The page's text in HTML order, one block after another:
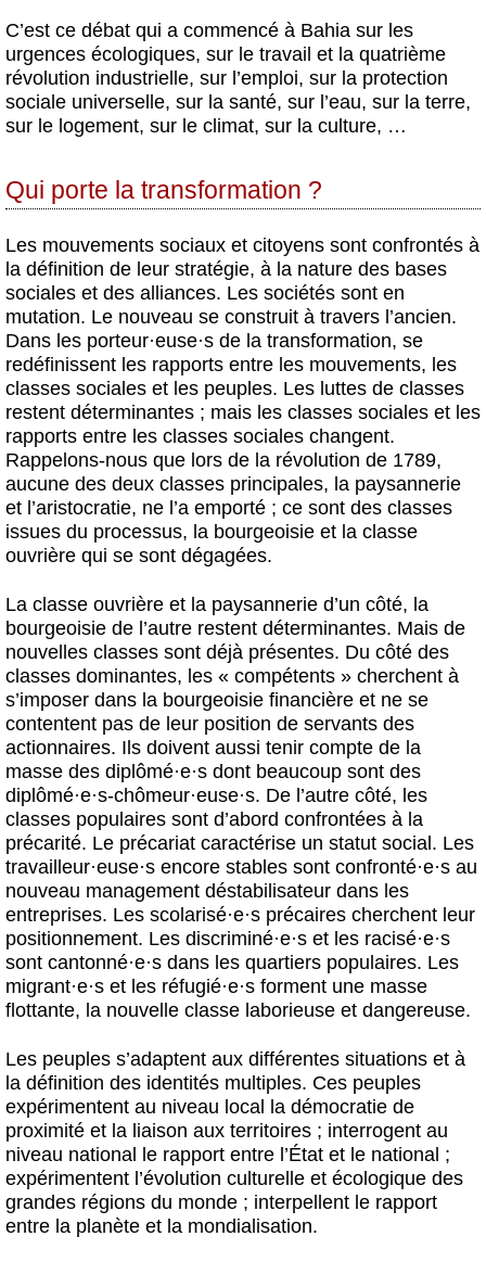
C’est ce débat qui a commencé à Bahia sur les
urgences écologiques, sur le travail et la quatrième
révolution industrielle, sur l’emploi, sur la protection
sociale universelle, sur la santé, sur l’eau, sur la terre,
sur le logement, sur le climat, sur la culture, …
Qui porte la transformation ?
Les mouvements sociaux et citoyens sont confrontés à
la définition de leur stratégie, à la nature des bases
sociales et des alliances. Les sociétés sont en
mutation. Le nouveau se construit à travers l’ancien.
Dans les porteur·euse·s de la transformation, se
redéfinissent les rapports entre les mouvements, les
classes sociales et les peuples. Les luttes de classes
restent déterminantes ; mais les classes sociales et les
rapports entre les classes sociales changent.
Rappelons-nous que lors de la révolution de 1789,
aucune des deux classes principales, la paysannerie
et l’aristocratie, ne l’a emporté ; ce sont des classes
issues du processus, la bourgeoisie et la classe
ouvrière qui se sont dégagées.
La classe ouvrière et la paysannerie d’un côté, la
bourgeoisie de l’autre restent déterminantes. Mais de
nouvelles classes sont déjà présentes. Du côté des
classes dominantes, les « compétents » cherchent à
s’imposer dans la bourgeoisie financière et ne se
contentent pas de leur position de servants des
actionnaires. Ils doivent aussi tenir compte de la
masse des diplômé·e·s dont beaucoup sont des
diplômé·e·s-chômeur·euse·s. De l’autre côté, les
classes populaires sont d’abord confrontées à la
précarité. Le précariat caractérise un statut social. Les
travailleur·euse·s encore stables sont confronté·e·s au
nouveau management déstabilisateur dans les
entreprises. Les scolarisé·e·s précaires cherchent leur
positionnement. Les discriminé·e·s et les racisé·e·s
sont cantonné·e·s dans les quartiers populaires. Les
migrant·e·s et les réfugié·e·s forment une masse
flottante, la nouvelle classe laborieuse et dangereuse.
Les peuples s’adaptent aux différentes situations et à
la définition des identités multiples. Ces peuples
expérimentent au niveau local la démocratie de
proximité et la liaison aux territoires ; interrogent au
niveau national le rapport entre l’État et le national ;
expérimentent l’évolution culturelle et écologique des
grandes régions du monde ; interpellent le rapport
entre la planète et la mondialisation.